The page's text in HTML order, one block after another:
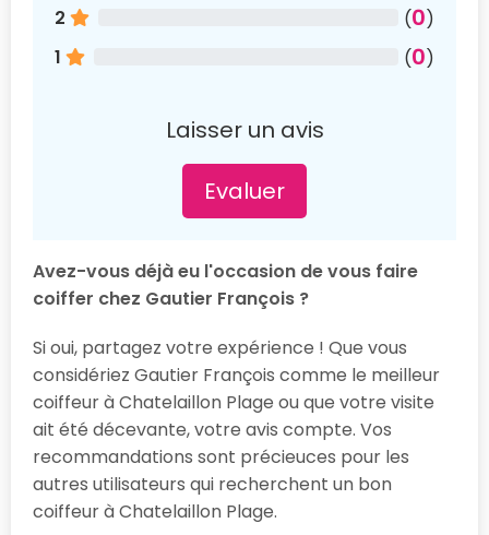
2
(0)
1
(0)
Laisser un avis
Evaluer
Avez-vous déjà eu l'occasion de vous faire
coiffer chez Gautier François ?
Si oui, partagez votre expérience ! Que vous
considériez Gautier François comme le meilleur
coiffeur à Chatelaillon Plage ou que votre visite
ait été décevante, votre avis compte. Vos
recommandations sont précieuces pour les
autres utilisateurs qui recherchent un bon
coiffeur à Chatelaillon Plage.